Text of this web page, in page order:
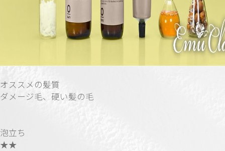
オススメの髪質
ダメージ毛、硬い髪の毛
泡立ち
★★